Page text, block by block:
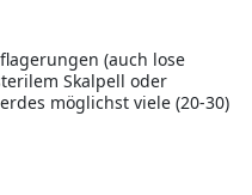
(auch lose
Skalpell oder
möglichst viele (20-30)